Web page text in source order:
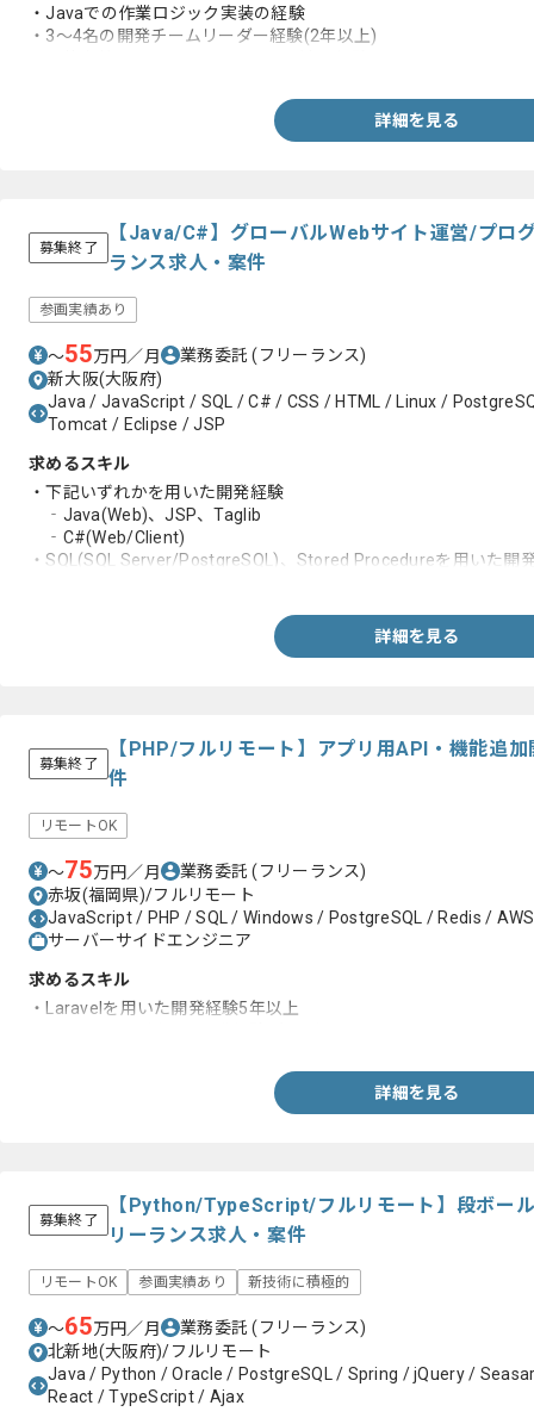
・Javaでの作業ロジック実装の経験
・3～4名の開発チームリーダー経験(2年以上)
詳細を見る
募集終了
【Java/C#】グローバルWebサイト運営/プロ
ランス求人・案件
参画実績あり
〜55万円／月 業務委託(フリーランス)
新大阪(大阪府)
Java / JavaScript / SQL / C# / CSS / HTML / Linux /
Tomcat / Eclipse / JSP
求めるスキル
・下記いずれかを用いた開発経験
‐Java(Web)、JSP、Taglib
‐C#(Web/Client)
・SQL(SQL Server/PostgreSQL)、Stored Procedureを用いた開
詳細を見る
募集終了
【PHP/フルリモート】アプリ用API・機能追
件
リモートOK
〜75万円／月 業務委託(フリーランス)
赤坂(福岡県)/フルリモート
JavaScript / PHP / SQL / Windows / PostgreSQL / Redis /
サーバーサイドエンジニア
求めるスキル
・Laravelを用いた開発経験5年以上
詳細を見る
募集終了
【Python/TypeScript/フルリモート】段ボー
リーランス求人・案件
リモートOK 参画実績あり 新技術に積極的
〜65万円／月 業務委託(フリーランス)
北新地(大阪府)/フルリモート
Java / Python / Oracle / PostgreSQL / Spring / jQuery /
React / TypeScript / Ajax